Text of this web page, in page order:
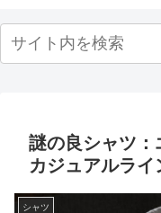
謎の良シャツ
カジュアルラ
シャツ